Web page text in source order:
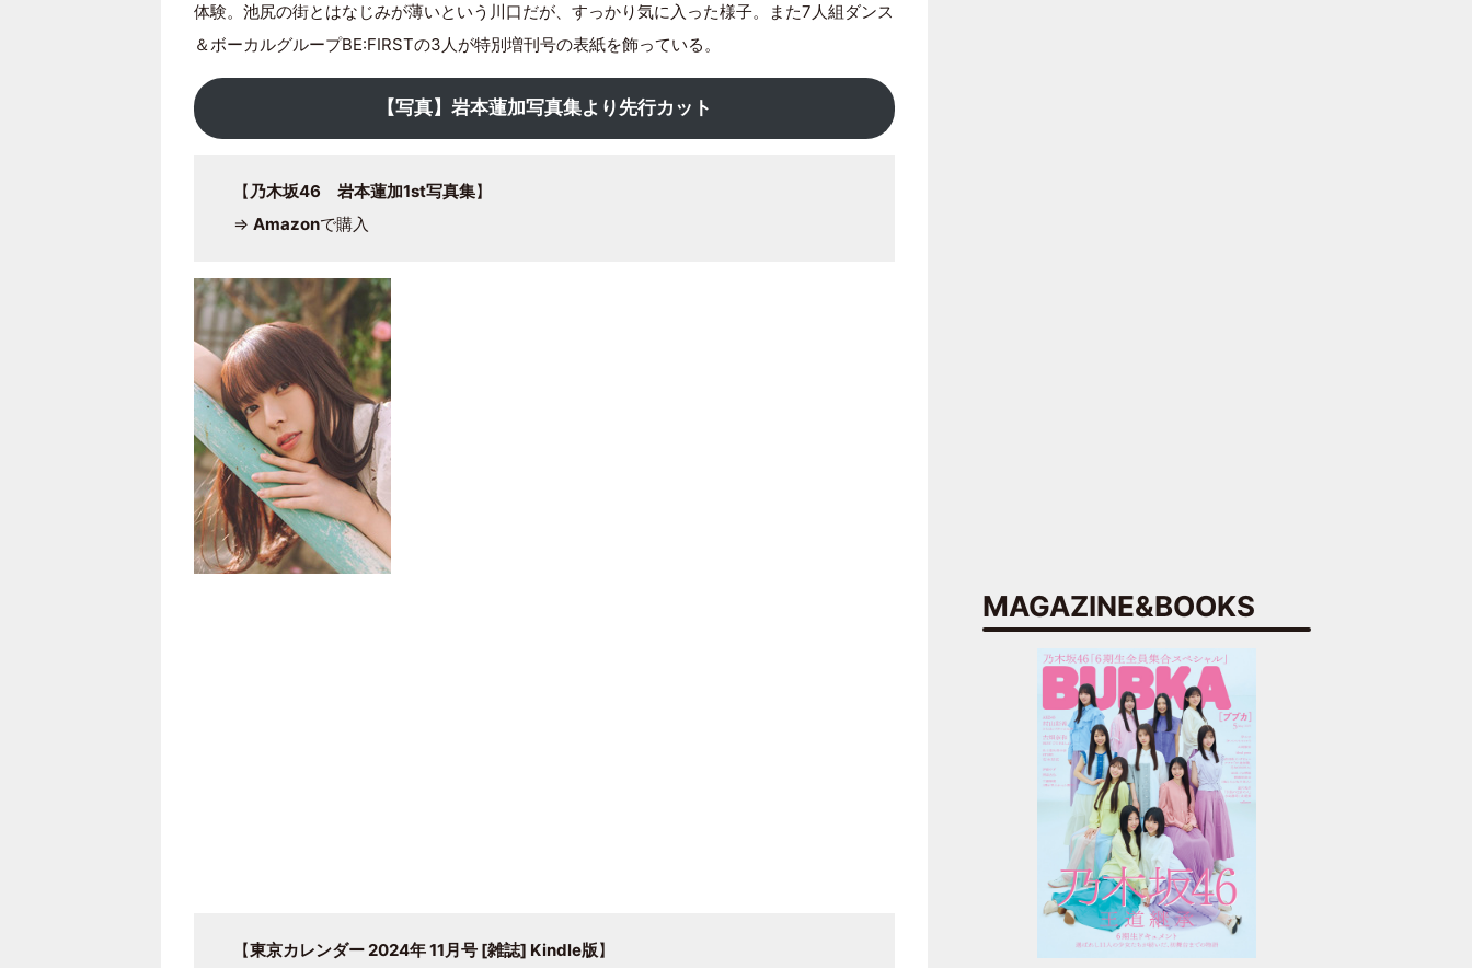
体験。池尻の街とはなじみが薄いという川口だが、すっかり気に入った様子。また7人組ダンス
＆ボーカルグループBE:FIRSTの3人が特別増刊号の表紙を飾っている。
【写真】岩本蓮加写真集より先行カット
【乃木坂46 岩本蓮加1st写真集】
⇒ Amazonで購入
【東京カレンダー 2024年 11月号 [雑誌] Kindle版】
MAGAZINE&BOOKS